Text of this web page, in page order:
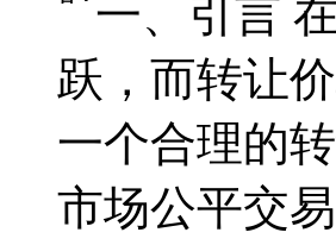
一、引言
跃，而转让
一个合理的
市场公平交